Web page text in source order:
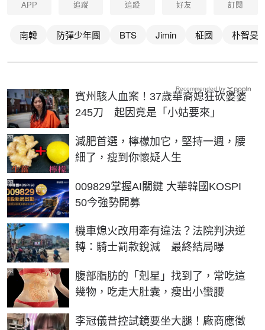
APP 追蹤 追蹤 好友 訂閱
南韓 防彈少年團 BTS Jimin 柾國 朴智旻
賓州駭人血案！37歲華裔媳狂砍婆婆
245刀 起因竟是「小姑要來」
減肥首選，檸檬加它，堅持一週，腰
細了，瘦到你懷疑人生
PR
009829掌握AI關鍵 大華韓國KOSPI
50今強勢開募
PR
機車熄火改用牽有違法？法院判決逆
轉：騎士罰款銳減 最終結局曝
腹部脂肪的「剋星」找到了，常吃這
幾物，吃走大肚囊，瘦出小蠻腰
PR
李冠儀昔控試鏡要坐大腿！廠商應徵
Recommended by